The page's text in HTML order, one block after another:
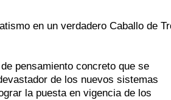
en un verdadero Caballo de
pensamiento concreto que se
de los nuevos sistemas
la puesta en vigencia de los